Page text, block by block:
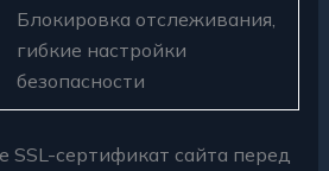
Блокировка отслеживания,
гибкие настройки
безопасности
SSL-сертификат сайта перед